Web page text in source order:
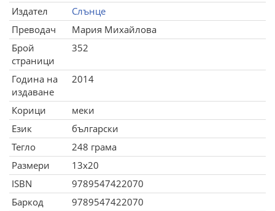
Издател
Слънце
Преводач
Мария Михайлова
Брой
страници
352
Година на
издаване
2014
Корици
меки
Език
български
Тегло
248 грама
Размери
13x20
ISBN
9789547422070
Баркод
9789547422070